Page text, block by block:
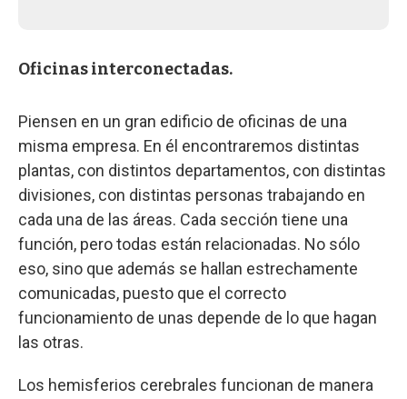
Oficinas interconectadas.
Piensen en un gran edificio de oficinas de una
misma empresa. En él encontraremos distintas
plantas, con distintos departamentos, con distintas
divisiones, con distintas personas trabajando en
cada una de las áreas. Cada sección tiene una
función, pero todas están relacionadas. No sólo
eso, sino que además se hallan estrechamente
comunicadas, puesto que el correcto
funcionamiento de unas depende de lo que hagan
las otras.
Los hemisferios cerebrales funcionan de manera